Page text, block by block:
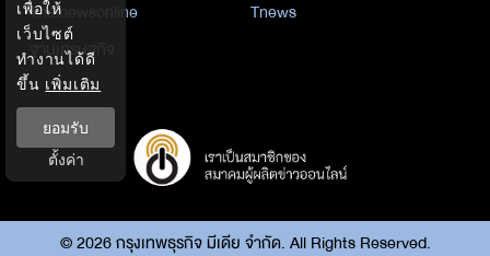
Thainewsonline
Tnews
ฐานเศรษฐกิจ
©2026กรุงเทพธุรกิจ มีเดีย จำกัด. All Rights Reserved.
เพื่อให้
เว็บไซต์
ทำงานได้ดี
ขึ้น เพิ่มเติม
ยอมรับ
ตั้งค่า